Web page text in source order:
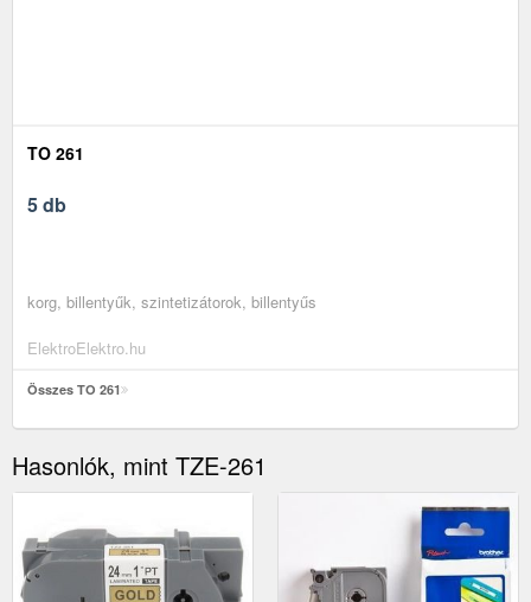
TO 261
5 db
korg, billentyűk, szintetizátorok, billentyűs
ElektroElektro.hu
Összes TO 261
Hasonlók, mint TZE-261